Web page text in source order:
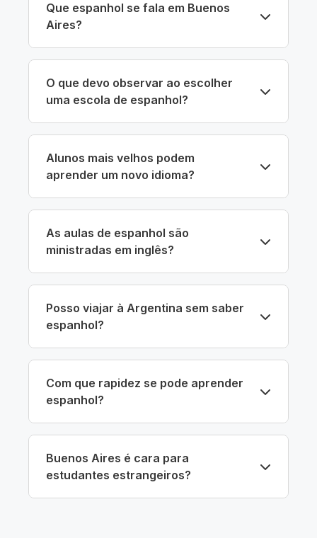
Que espanhol se fala em Buenos
Aires?
O que devo observar ao escolher
uma escola de espanhol?
Alunos mais velhos podem
aprender um novo idioma?
As aulas de espanhol são
ministradas em inglês?
Posso viajar à Argentina sem saber
espanhol?
Com que rapidez se pode aprender
espanhol?
Buenos Aires é cara para
estudantes estrangeiros?